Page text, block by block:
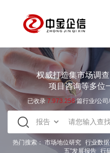
权威打造集市场调
项目咨询等多位
已收录 7.973.258篇行业/公司
热门搜索： 市场地位研究 行业数
五”发展报告 行